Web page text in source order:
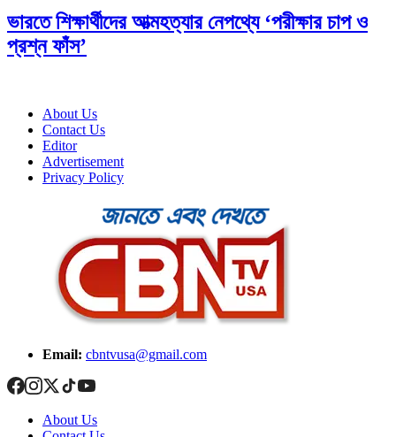
ভারতে শিক্ষার্থীদের আত্মহত্যার নেপথ্যে ‘পরীক্ষার চাপ ও
প্রশ্ন ফাঁস’
About Us
Contact Us
Editor
Advertisement
Privacy Policy
Email: cbntvusa@gmail.com
About Us